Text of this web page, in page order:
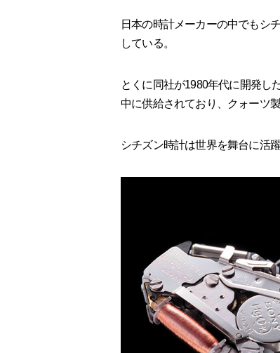
日本の時計メーカーの中でもシ
している。
とくに同社が1980年代に開発し
中に供給されており、クォーツ
シチズン時計は世界を舞台に活